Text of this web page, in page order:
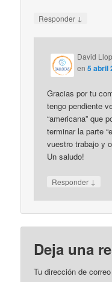
Responder ↓
David
en5 abril
Gracias por tu
tengo pendiente
“americana” que
terminar la parte
vuestro trabajo y
Un saludo!
Responder ↓
Deja una
Tu dirección de